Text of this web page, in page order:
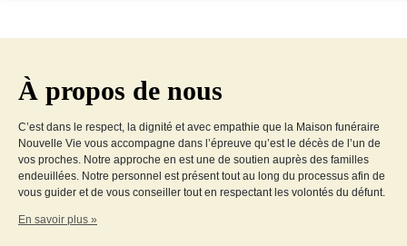
À propos de nous
C’est dans le respect, la dignité et avec empathie que la Maison funéraire
Nouvelle Vie vous accompagne dans l’épreuve qu’est le décès de l’un de
vos proches. Notre approche en est une de soutien auprès des familles
endeuillées. Notre personnel est présent tout au long du processus afin de
vous guider et de vous conseiller tout en respectant les volontés du défunt.
En savoir plus »